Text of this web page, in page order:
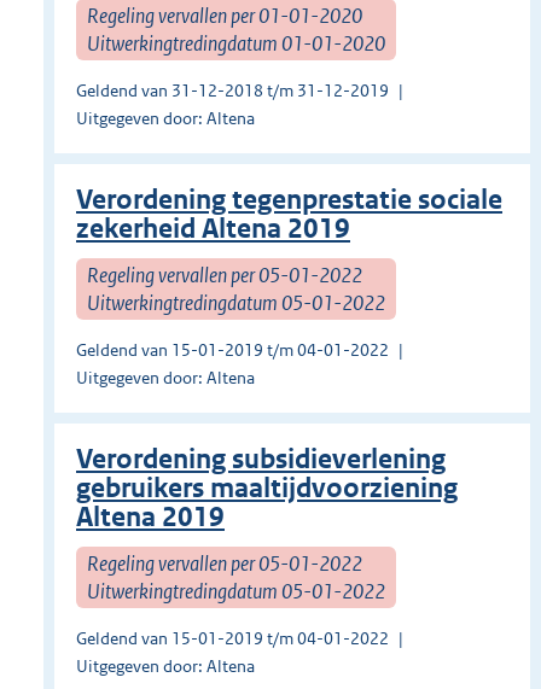
Regeling vervallen per 01-01-2020
Uitwerkingtredingdatum 01-01-2020
Geldend van 31-12-2018 t/m 31-12-2019
Uitgegeven door: Altena
Verordening tegenprestatie sociale
zekerheid Altena 2019
Regeling vervallen per 05-01-2022
Uitwerkingtredingdatum 05-01-2022
Geldend van 15-01-2019 t/m 04-01-2022
Uitgegeven door: Altena
Verordening subsidieverlening
gebruikers maaltijdvoorziening
Altena 2019
Regeling vervallen per 05-01-2022
Uitwerkingtredingdatum 05-01-2022
Geldend van 15-01-2019 t/m 04-01-2022
Uitgegeven door: Altena